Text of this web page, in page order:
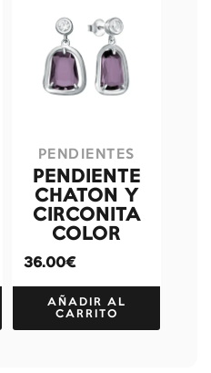
PENDIENTES
PENDIENTE
CHATON Y
CIRCONITA
COLOR
36.00€
AÑADIR AL
CARRITO